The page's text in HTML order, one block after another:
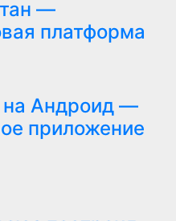
—
платформа
на Андроид —
приложение